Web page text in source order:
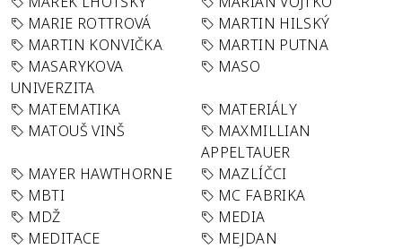
MARIE ROTTROVÁ
MARTIN HILSKÝ
MARTIN KONVIČKA
MARTIN PUTNA
MASARYKOVA
UNIVERZITA
MASO
MATEMATIKA
MATERIÁLY
MATOUŠ VINŠ
MAXMILLIAN
APPELTAUER
MAYER HAWTHORNE
MAZLÍČCI
MBTI
MC FABRIKA
MDŽ
MEDIA
MEDITACE
MEJDAN